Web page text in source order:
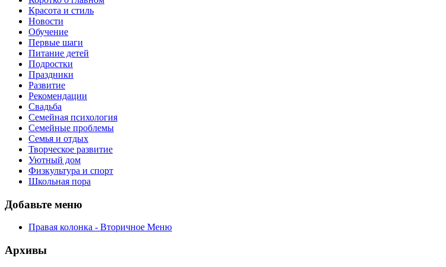
Красота и стиль
Новости
Обучение
Первые шаги
Питание детей
Подростки
Праздники
Развитие
Рекомендации
Свадьба
Семейная психология
Семейные проблемы
Семья и отдых
Творческое развитие
Уютный дом
Физкультура и спорт
Школьная пора
Добавьте меню
Правая колонка - Вторичное Меню
Архивы